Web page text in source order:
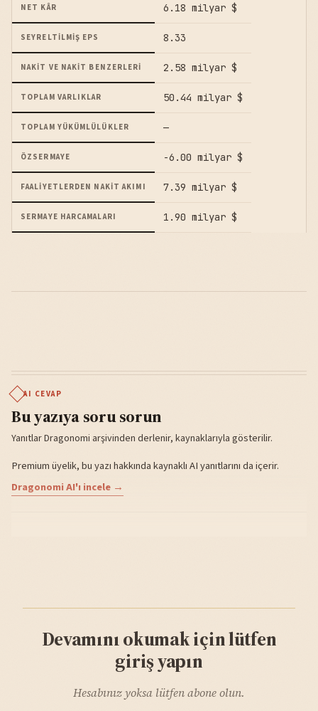
NET KÂR 6.18 milyar $
SEYRELTILMIŞ EPS 8.33
NAKIT VE NAKIT BENZERLERI 2.58 milyar $
TOPLAM VARLIKLAR 50.44 milyar $
TOPLAM YÜKÜMLÜLÜKLER —
ÖZSERMAYE -6.00 milyar $
FAALIYETLERDEN NAKIT AKIMI 7.39 milyar $
SERMAYE HARCAMALARI 1.90 milyar $
AI CEVAP
Bu yazıya soru sorun
Yanıtlar Dragonomi arşivinden derlenir, kaynaklarıyla gösterilir.
Premium üyelik, bu yazı hakkında kaynaklı AI yanıtlarını da içerir.
Dragonomi AI'ı incele →
Devamını okumak için lütfen
giriş yapın
Hesabınız yoksa lütfen abone olun.